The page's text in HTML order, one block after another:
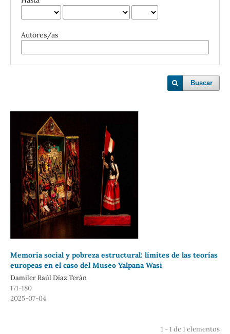
Autores/as
Buscar
Memoria social y pobreza estructural: límites de las teorías
europeas en el caso del Museo Yalpana Wasi
Damiler Raúl Díaz Terán
171-180
2025-07-04
1 - 1 de 1 elementos